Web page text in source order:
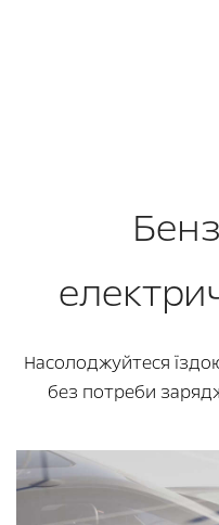
Насолоджуйтеся
без потреби